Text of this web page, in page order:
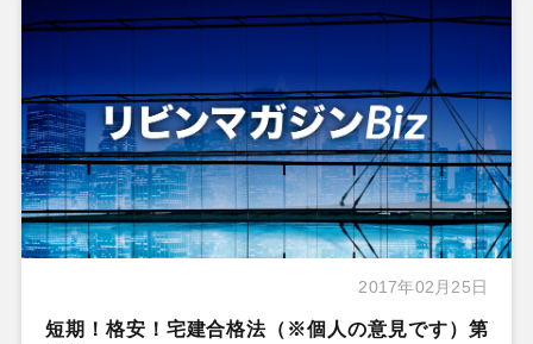
2017年02月25日
短期！格安！宅建合格法（※個人の意見です）第